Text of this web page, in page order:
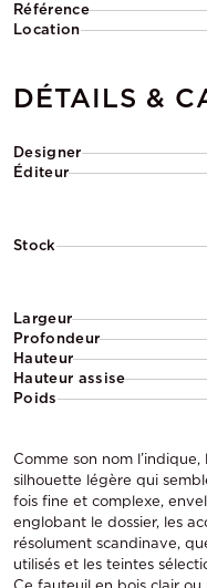
Référence
Location
DÉTAILS &
Designer
Éditeur
Stock
Largeur
Profondeur
Hauteur
Hauteur assise
Poids
Comme son nom
silhouette légère qui
fois fine et complexe,
englobant le dossier, les
résolument scandinave,
utilisés et les teintes